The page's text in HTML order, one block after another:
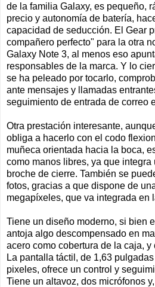
de la familia Galaxy, es pequeño,
precio y autonomía de batería,
capacidad de seducción. El Gear
compañero perfecto" para la otra
Galaxy Note 3, al menos eso
responsables de la marca. Y lo
se ha peleado por tocarlo,
ante mensajes y llamadas
seguimiento de entrada de correo
Otra prestación interesante,
obliga a hacerlo con el codo
muñeca orientada hacia la boca,
como manos libres, ya que integra
broche de cierre. También se
fotos, gracias a que dispone de
megapíxeles, que va integrada en
Tiene un diseño moderno, si bien
antoja algo descompensado en
acero como cobertura de la caja,
La pantalla táctil, de 1,63
pixeles, ofrece un control y
Tiene un altavoz, dos micrófonos